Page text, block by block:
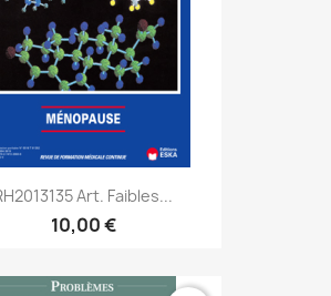
Art. Faibles...
10,00 €